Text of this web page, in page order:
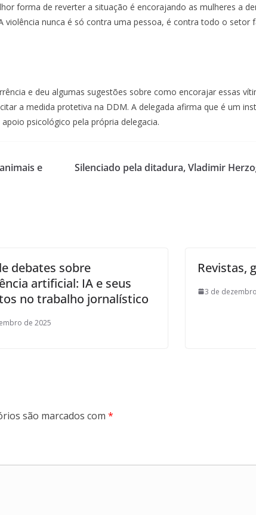
forma de reverter a situação é encorajando as mulheres a
nunca é só contra uma pessoa, é contra todo o setor
e deu algumas sugestões sobre como encorajar essas
a medida protetiva na DDM. A delegada afirma que é um
psicológico pela própria delegacia.
e
Silenciado pela ditadura, Vladimir
debates sobre
artificial: IA e seus
no trabalho jornalístico
de 2025
Revistas,
3 de
são marcados com *